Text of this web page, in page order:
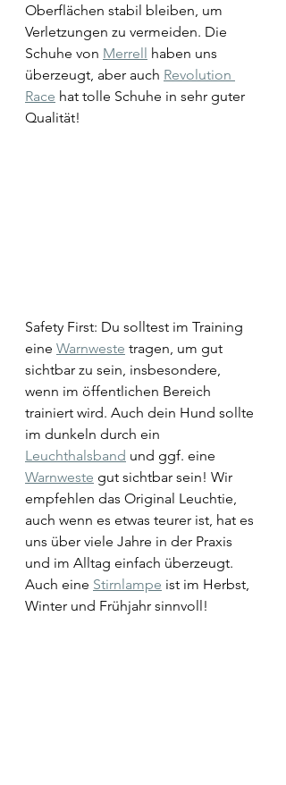
Oberflächen stabil bleiben, um
Verletzungen zu vermeiden. Die
Schuhe von Merrell haben uns
überzeugt, aber auch Revolution
Race hat tolle Schuhe in sehr guter
Qualität!
Safety First: Du solltest im Training
eine Warnweste tragen, um gut
sichtbar zu sein, insbesondere,
wenn im öffentlichen Bereich
trainiert wird. Auch dein Hund sollte
im dunkeln durch ein
Leuchthalsband und ggf. eine
Warnweste gut sichtbar sein! Wir
empfehlen das Original Leuchtie,
auch wenn es etwas teurer ist, hat es
uns über viele Jahre in der Praxis
und im Alltag einfach überzeugt.
Auch eine Stirnlampe ist im Herbst,
Winter und Frühjahr sinnvoll!